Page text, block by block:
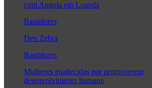
com Angola em Luanda
Bastidores
Deu Zebra
Bastidores
Mulheres enaltecidas por promoverem
desenvolvimento humano